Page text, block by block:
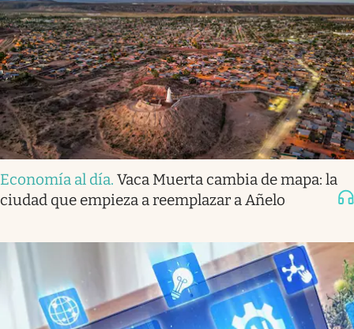
Economía al día. Vaca Muerta cambia de mapa: la
ciudad que empieza a reemplazar a Añelo